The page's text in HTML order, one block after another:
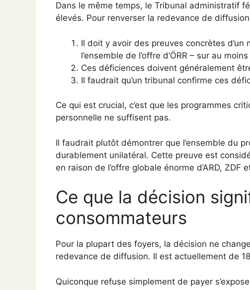
Dans le même temps, le Tribunal administratif
élevés. Pour renverser la redevance de
Il doit y avoir des preuves concrètes d’un
l’ensemble de l’offre d’ÖRR – sur au
Ces déficiences doivent généralement
Il faudrait qu’un tribunal confirme ces
Ce qui est crucial, c’est que les programmes
personnelle ne suffisent pas.
Il faudrait plutôt démontrer que l’ensemble du
durablement unilatéral. Cette preuve est
en raison de l’offre globale énorme d’ARD, ZDF
Ce que la décision
consommateurs
Pour la plupart des foyers, la décision ne
redevance de diffusion. Il est actuellement de
Quiconque refuse simplement de payer